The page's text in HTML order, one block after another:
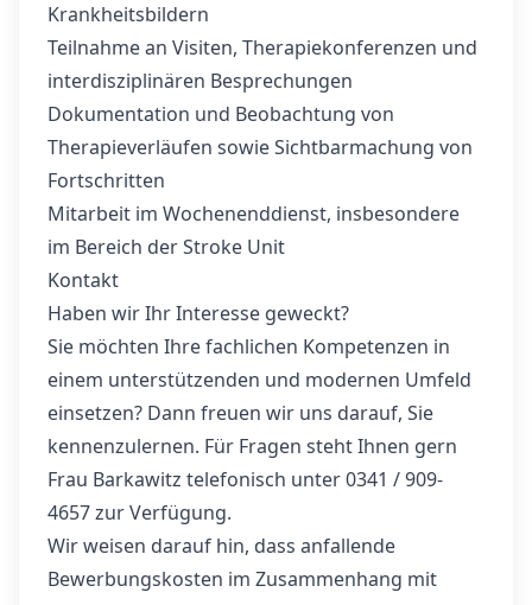
Krankheitsbildern
Teilnahme an Visiten, Therapiekonferenzen und
interdisziplinären Besprechungen
Dokumentation und Beobachtung von
Therapieverläufen sowie Sichtbarmachung von
Fortschritten
Mitarbeit im Wochenenddienst, insbesondere
im Bereich der Stroke Unit
Kontakt
Haben wir Ihr Interesse geweckt?
Sie möchten Ihre fachlichen Kompetenzen in
einem unterstützenden und modernen Umfeld
einsetzen? Dann freuen wir uns darauf, Sie
kennenzulernen. Für Fragen steht Ihnen gern
Frau Barkawitz telefonisch unter 0341 / 909-
4657 zur Verfügung.
Wir weisen darauf hin, dass anfallende
Bewerbungskosten im Zusammenhang mit